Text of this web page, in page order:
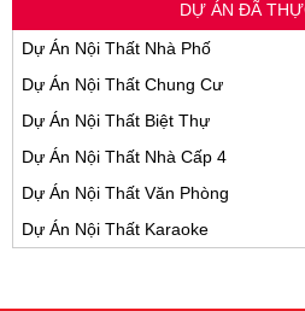
DỰ ÁN ĐÃ
Dự Án Nội Thất Nhà Phố
Dự Án Nội Thất Chung Cư
Dự Án Nội Thất Biệt Thự
Dự Án Nội Thất Nhà Cấp 4
Dự Án Nội Thất Văn Phòng
Dự Án Nội Thất Karaoke